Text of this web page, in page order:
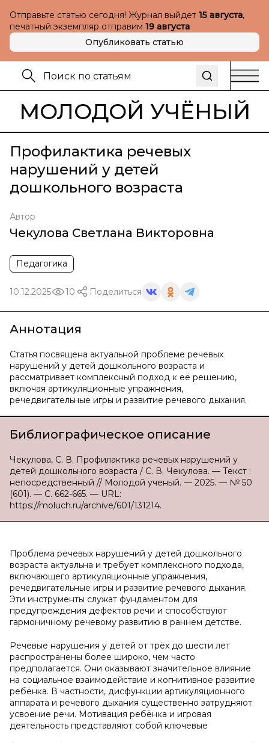
Отправьте статью сегодня! Журнал выйдет 15 августа,
печатный экземпляр отправим 19 августа
Опубликовать статью
МОЛОДОЙ УЧЁНЫЙ
Профилактика речевых
нарушений у детей
дошкольного возраста
Автор
Чекулова Светлана Викторовна
Педагогика
10.12.2025 10 Поделиться
Аннотация
Статья посвящена актуальной проблеме речевых
нарушений у детей дошкольного возраста и
рассматривает комплексный подход к её решению,
включая артикуляционные упражнения,
речедвигательные игры и развитие речевого дыхания.
Библиографическое описание
Чекулова, С. В. Профилактика речевых нарушений у
детей дошкольного возраста / С. В. Чекулова. — Текст :
непосредственный // Молодой ученый. — 2025. — № 50
(601). — С. 662-665. — URL:
https://moluch.ru/archive/601/131214.
Проблема речевых нарушений у детей дошкольного
возраста актуальна и требует комплексного подхода,
включающего артикуляционные упражнения,
речедвигательные игры и развитие речевого дыхания.
Эти инструменты служат фундаментом для
предупреждения дефектов речи и способствуют
гармоничному речевому развитию в раннем детстве.
Речевые нарушения у детей от трёх до шести лет
распространены более широко, чем часто
предполагается. Они оказывают значительное влияние
на социальное взаимодействие и когнитивное развитие
ребёнка. В частности, дисфункции артикуляционного
аппарата и речевого дыхания существенно затрудняют
усвоение речи. Мотивация ребёнка и игровая
деятельность представляют собой ключевые